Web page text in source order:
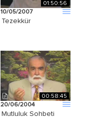
01:50:56
10/05/2007
Tezekkür
00:58:45
20/06/2004
Mutluluk Sohbeti